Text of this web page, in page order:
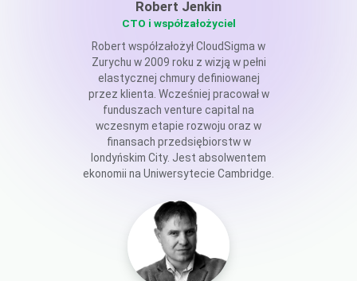
Robert Jenkin
CTO i współzałożyciel
Robert współzałożył CloudSigma w
Zurychu w 2009 roku z wizją w pełni
elastycznej chmury definiowanej
przez klienta. Wcześniej pracował w
funduszach venture capital na
wczesnym etapie rozwoju oraz w
finansach przedsiębiorstw w
londyńskim City. Jest absolwentem
ekonomii na Uniwersytecie Cambridge.